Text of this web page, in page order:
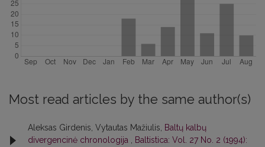
Most read articles by the same author(s)
Aleksas Girdenis, Vytautas Mažiulis, Baltų kalbų
divergencinė chronologija , Baltistica: Vol. 27 No. 2 (1994):